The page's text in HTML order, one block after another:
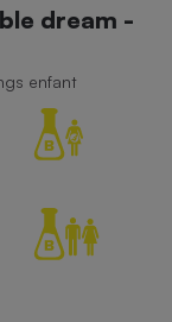
dream -
enfant